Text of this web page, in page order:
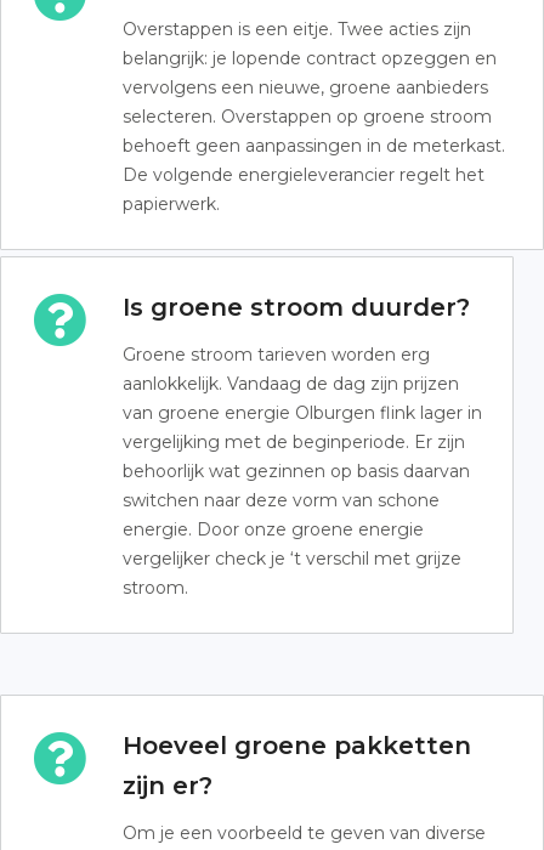
Overstappen is een eitje. Twee acties zijn
belangrijk: je lopende contract opzeggen en
vervolgens een nieuwe, groene aanbieders
selecteren. Overstappen op groene stroom
behoeft geen aanpassingen in de meterkast.
De volgende energieleverancier regelt het
papierwerk.
Is groene stroom duurder?
Groene stroom tarieven worden erg
aanlokkelijk. Vandaag de dag zijn prijzen
van groene energie Olburgen flink lager in
vergelijking met de beginperiode. Er zijn
behoorlijk wat gezinnen op basis daarvan
switchen naar deze vorm van schone
energie. Door onze groene energie
vergelijker check je ‘t verschil met grijze
stroom.
Hoeveel groene pakketten
zijn er?
Om je een voorbeeld te geven van diverse